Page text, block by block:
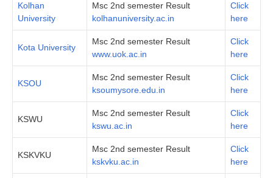
Kolhan
University
Msc 2nd semester Result
kolhanuniversity.ac.in
Click
here
Kota University
Msc 2nd semester Result
www.uok.ac.in
Click
here
KSOU
Msc 2nd semester Result
ksoumysore.edu.in
Click
here
KSWU
Msc 2nd semester Result
kswu.ac.in
Click
here
KSKVKU
Msc 2nd semester Result
kskvku.ac.in
Click
here